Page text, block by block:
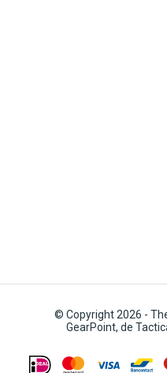
© Copyright 2026 -
GearPoint, de